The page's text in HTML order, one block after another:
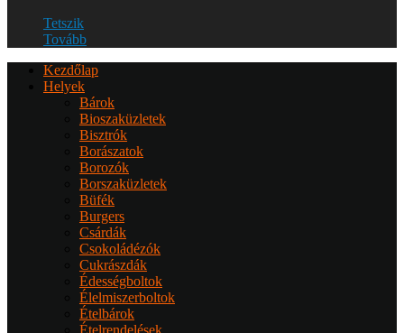
Tetszik
Tovább
Kezdőlap
Helyek
Bárok
Bioszaküzletek
Bisztrók
Borászatok
Borozók
Borszaküzletek
Büfék
Burgers
Csárdák
Csokoládézók
Cukrászdák
Édességboltok
Élelmiszerboltok
Ételbárok